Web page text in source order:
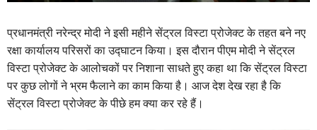
प्रधानमंत्री नरेन्द्र मोदी ने इसी महीने सेंट्रल विस्टा प्रोजेक्ट के तहत बने नए
रक्षा कार्यालय परिसरों का उद्घाटन किया। इस दौरान पीएम मोदी ने सेंट्रल
विस्टा प्रोजेक्ट के आलोचकों पर निशाना साधते हुए कहा था कि सेंट्रल विस्टा
पर कुछ लोगों ने भ्रम फैलाने का काम किया है। आज देश देख रहा है कि
सेंट्रल विस्टा प्रोजेक्ट के पीछे हम क्या कर रहे हैं।